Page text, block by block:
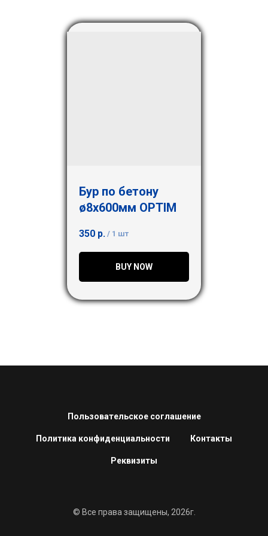
Бур по бетону
ø8х600мм OPTIM
350 р. / 1 шт
BUY NOW
Пользовательское соглашение
Политика конфиденциальности Контакты
Реквизиты
© Все права защищены, 2026г.